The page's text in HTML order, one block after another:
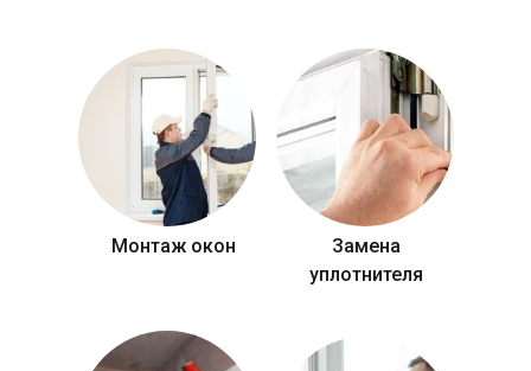
Монтаж окон
Замена
уплотнителя